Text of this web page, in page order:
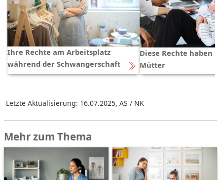
Ihre Rech­te am Ar­beits­platz
während der Schwangerschaft
Diese Rechte haben
Mütter
Letzte Aktualisierung: 16.07.2025, AS / NK
Mehr zum Thema